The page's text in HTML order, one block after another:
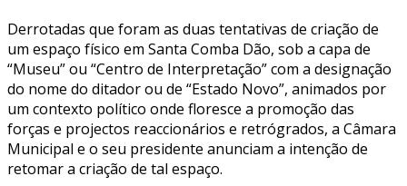
Derrotadas que foram as duas tentativas de criação de
um espaço físico em Santa Comba Dão, sob a capa de
“Museu” ou “Centro de Interpretação” com a designação
do nome do ditador ou de “Estado Novo”, animados por
um contexto político onde floresce a promoção das
forças e projectos reaccionários e retrógrados, a Câmara
Municipal e o seu presidente anunciam a intenção de
retomar a criação de tal espaço.